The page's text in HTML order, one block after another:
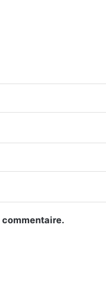
commentaire.